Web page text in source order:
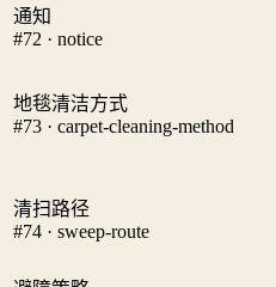
通知
#72 · notice
地毯清洁方式
#73 · carpet-cleaning-method
清扫路径
#74 · sweep-route